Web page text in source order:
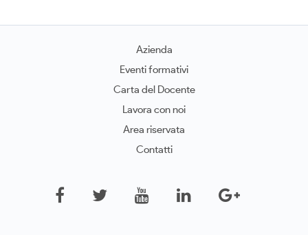
Azienda
Eventi formativi
Carta del Docente
Lavora con noi
Area riservata
Contatti